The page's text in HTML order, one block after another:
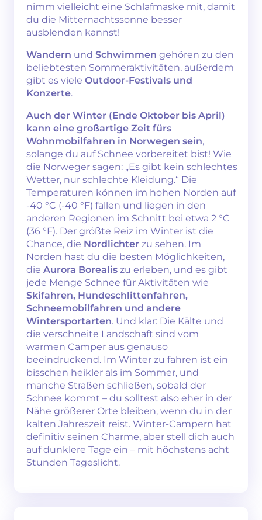
nimm vielleicht eine Schlafmaske mit, damit
du die Mitternachtssonne besser
ausblenden kannst!
Wandern und Schwimmen gehören zu den
beliebtesten Sommeraktivitäten, außerdem
gibt es viele Outdoor-Festivals und
Konzerte.
Auch der Winter (Ende Oktober bis April)
kann eine großartige Zeit fürs
Wohnmobilfahren in Norwegen sein,
solange du auf Schnee vorbereitet bist! Wie
die Norweger sagen: „Es gibt kein schlechtes
Wetter, nur schlechte Kleidung.“ Die
Temperaturen können im hohen Norden auf
-40 °C (-40 °F) fallen und liegen in den
anderen Regionen im Schnitt bei etwa 2 °C
(36 °F). Der größte Reiz im Winter ist die
Chance, die Nordlichter zu sehen. Im
Norden hast du die besten Möglichkeiten,
die Aurora Borealis zu erleben, und es gibt
jede Menge Schnee für Aktivitäten wie
Skifahren, Hundeschlittenfahren,
Schneemobilfahren und andere
Wintersportarten. Und klar: Die Kälte und
die verschneite Landschaft sind vom
warmen Camper aus genauso
beeindruckend. Im Winter zu fahren ist ein
bisschen heikler als im Sommer, und
manche Straßen schließen, sobald der
Schnee kommt – du solltest also eher in der
Nähe größerer Orte bleiben, wenn du in der
kalten Jahreszeit reist. Winter-Campern hat
definitiv seinen Charme, aber stell dich auch
auf dunklere Tage ein – mit höchstens acht
Stunden Tageslicht.